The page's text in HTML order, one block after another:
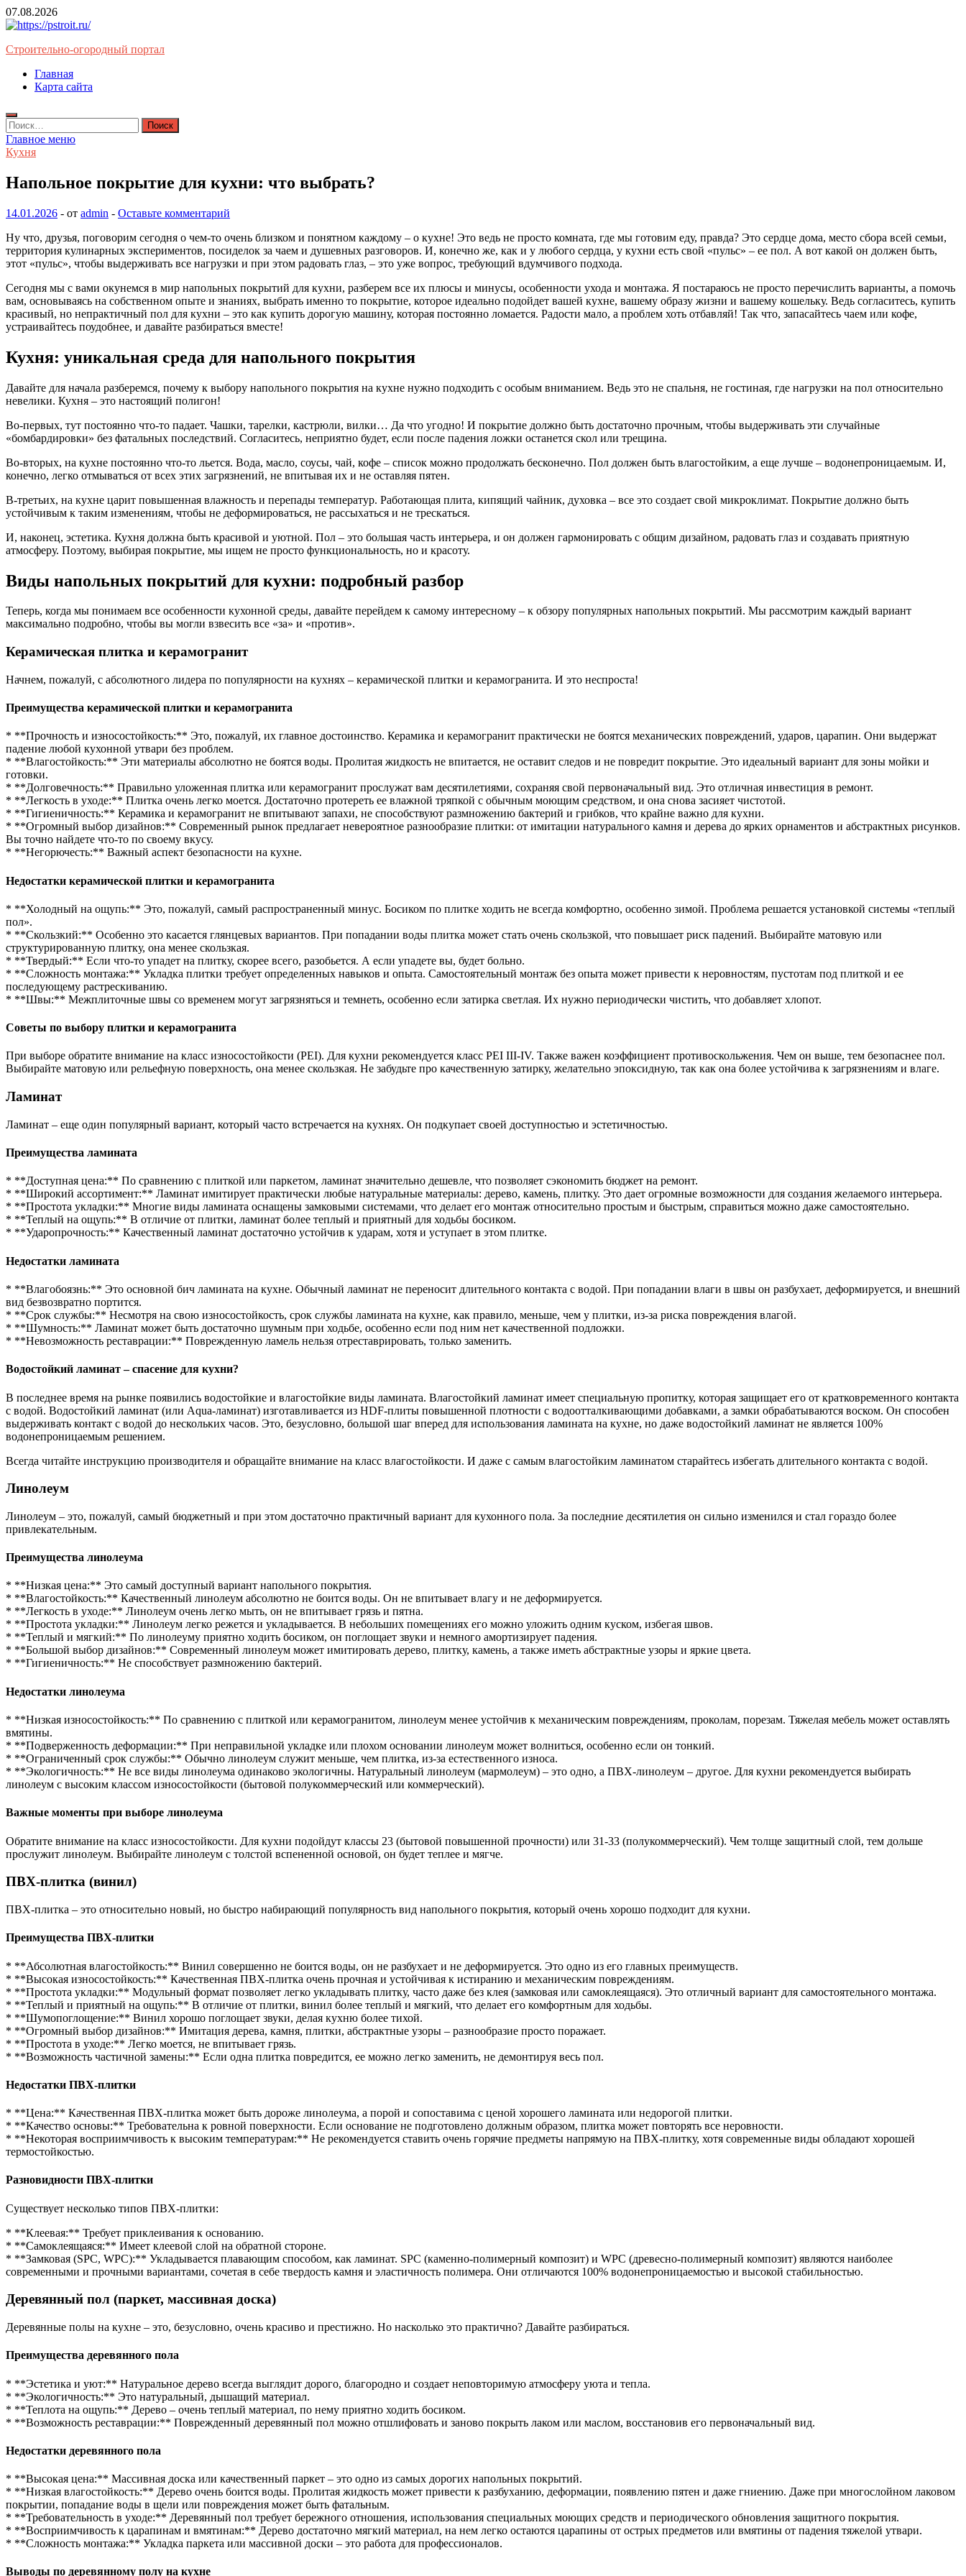
Перейти
к
07.08.2026
Строительно-огородный портал
Главная
Карта сайта
Найти:
Главное меню
Кухня
Напольное покрытие для кухни: что выбрать?
14.01.2026 - от admin - Оставьте комментарий
Ну что, друзья, поговорим сегодня о чем-то очень близком и понятном каждому – о кухне! Это ведь не просто комната, где мы готовим еду, правда? Это сердце дома, место сбора всей семьи,
территория кулинарных экспериментов, посиделок за чаем и душевных разговоров. И, конечно же, как и у любого сердца, у кухни есть свой «пульс» – ее пол. А вот какой он должен быть,
этот «пульс», чтобы выдерживать все нагрузки и при этом радовать глаз, – это уже вопрос, требующий вдумчивого подхода.
Сегодня мы с вами окунемся в мир напольных покрытий для кухни, разберем все их плюсы и минусы, особенности ухода и монтажа. Я постараюсь не просто перечислить варианты, а помочь
вам, основываясь на собственном опыте и знаниях, выбрать именно то покрытие, которое идеально подойдет вашей кухне, вашему образу жизни и вашему кошельку. Ведь согласитесь, купить
красивый, но непрактичный пол для кухни – это как купить дорогую машину, которая постоянно ломается. Радости мало, а проблем хоть отбавляй! Так что, запасайтесь чаем или кофе,
устраивайтесь поудобнее, и давайте разбираться вместе!
Кухня: уникальная среда для напольного покрытия
Давайте для начала разберемся, почему к выбору напольного покрытия на кухне нужно подходить с особым вниманием. Ведь это не спальня, не гостиная, где нагрузки на пол относительно
невелики. Кухня – это настоящий полигон!
Во-первых, тут постоянно что-то падает. Чашки, тарелки, кастрюли, вилки… Да что угодно! И покрытие должно быть достаточно прочным, чтобы выдерживать эти случайные
«бомбардировки» без фатальных последствий. Согласитесь, неприятно будет, если после падения ложки останется скол или трещина.
Во-вторых, на кухне постоянно что-то льется. Вода, масло, соусы, чай, кофе – список можно продолжать бесконечно. Пол должен быть влагостойким, а еще лучше – водонепроницаемым. И,
конечно, легко отмываться от всех этих загрязнений, не впитывая их и не оставляя пятен.
В-третьих, на кухне царит повышенная влажность и перепады температур. Работающая плита, кипящий чайник, духовка – все это создает свой микроклимат. Покрытие должно быть
устойчивым к таким изменениям, чтобы не деформироваться, не рассыхаться и не трескаться.
И, наконец, эстетика. Кухня должна быть красивой и уютной. Пол – это большая часть интерьера, и он должен гармонировать с общим дизайном, радовать глаз и создавать приятную
атмосферу. Поэтому, выбирая покрытие, мы ищем не просто функциональность, но и красоту.
Виды напольных покрытий для кухни: подробный разбор
Теперь, когда мы понимаем все особенности кухонной среды, давайте перейдем к самому интересному – к обзору популярных напольных покрытий. Мы рассмотрим каждый вариант
максимально подробно, чтобы вы могли взвесить все «за» и «против».
Керамическая плитка и керамогранит
Начнем, пожалуй, с абсолютного лидера по популярности на кухнях – керамической плитки и керамогранита. И это неспроста!
Преимущества керамической плитки и керамогранита
* **Прочность и износостойкость:** Это, пожалуй, их главное достоинство. Керамика и керамогранит практически не боятся механических повреждений, ударов, царапин. Они выдержат
падение любой кухонной утвари без проблем.
* **Влагостойкость:** Эти материалы абсолютно не боятся воды. Пролитая жидкость не впитается, не оставит следов и не повредит покрытие. Это идеальный вариант для зоны мойки и
готовки.
* **Долговечность:** Правильно уложенная плитка или керамогранит прослужат вам десятилетиями, сохраняя свой первоначальный вид. Это отличная инвестиция в ремонт.
* **Легкость в уходе:** Плитка очень легко моется. Достаточно протереть ее влажной тряпкой с обычным моющим средством, и она снова засияет чистотой.
* **Гигиеничность:** Керамика и керамогранит не впитывают запахи, не способствуют размножению бактерий и грибков, что крайне важно для кухни.
* **Огромный выбор дизайнов:** Современный рынок предлагает невероятное разнообразие плитки: от имитации натурального камня и дерева до ярких орнаментов и абстрактных рисунков.
Вы точно найдете что-то по своему вкусу.
* **Негорючесть:** Важный аспект безопасности на кухне.
Недостатки керамической плитки и керамогранита
* **Холодный на ощупь:** Это, пожалуй, самый распространенный минус. Босиком по плитке ходить не всегда комфортно, особенно зимой. Проблема решается установкой системы «теплый
пол».
* **Скользкий:** Особенно это касается глянцевых вариантов. При попадании воды плитка может стать очень скользкой, что повышает риск падений. Выбирайте матовую или
структурированную плитку, она менее скользкая.
* **Твердый:** Если что-то упадет на плитку, скорее всего, разобьется. А если упадете вы, будет больно.
* **Сложность монтажа:** Укладка плитки требует определенных навыков и опыта. Самостоятельный монтаж без опыта может привести к неровностям, пустотам под плиткой и ее
последующему растрескиванию.
* **Швы:** Межплиточные швы со временем могут загрязняться и темнеть, особенно если затирка светлая. Их нужно периодически чистить, что добавляет хлопот.
Советы по выбору плитки и керамогранита
При выборе обратите внимание на класс износостойкости (PEI). Для кухни рекомендуется класс PEI III-IV. Также важен коэффициент противоскольжения. Чем он выше, тем безопаснее пол.
Выбирайте матовую или рельефную поверхность, она менее скользкая. Не забудьте про качественную затирку, желательно эпоксидную, так как она более устойчива к загрязнениям и влаге.
Ламинат
Ламинат – еще один популярный вариант, который часто встречается на кухнях. Он подкупает своей доступностью и эстетичностью.
Преимущества ламината
* **Доступная цена:** По сравнению с плиткой или паркетом, ламинат значительно дешевле, что позволяет сэкономить бюджет на ремонт.
* **Широкий ассортимент:** Ламинат имитирует практически любые натуральные материалы: дерево, камень, плитку. Это дает огромные возможности для создания желаемого интерьера.
* **Простота укладки:** Многие виды ламината оснащены замковыми системами, что делает его монтаж относительно простым и быстрым, справиться можно даже самостоятельно.
* **Теплый на ощупь:** В отличие от плитки, ламинат более теплый и приятный для ходьбы босиком.
* **Ударопрочность:** Качественный ламинат достаточно устойчив к ударам, хотя и уступает в этом плитке.
Недостатки ламината
* **Влагобоязнь:** Это основной бич ламината на кухне. Обычный ламинат не переносит длительного контакта с водой. При попадании влаги в швы он разбухает, деформируется, и внешний
вид безвозвратно портится.
* **Срок службы:** Несмотря на свою износостойкость, срок службы ламината на кухне, как правило, меньше, чем у плитки, из-за риска повреждения влагой.
* **Шумность:** Ламинат может быть достаточно шумным при ходьбе, особенно если под ним нет качественной подложки.
* **Невозможность реставрации:** Поврежденную ламель нельзя отреставрировать, только заменить.
Водостойкий ламинат – спасение для кухни?
В последнее время на рынке появились водостойкие и влагостойкие виды ламината. Влагостойкий ламинат имеет специальную пропитку, которая защищает его от кратковременного контакта
с водой. Водостойкий ламинат (или Aqua-ламинат) изготавливается из HDF-плиты повышенной плотности с водоотталкивающими добавками, а замки обрабатываются воском. Он способен
выдерживать контакт с водой до нескольких часов. Это, безусловно, большой шаг вперед для использования ламината на кухне, но даже водостойкий ламинат не является 100%
водонепроницаемым решением.
Всегда читайте инструкцию производителя и обращайте внимание на класс влагостойкости. И даже с самым влагостойким ламинатом старайтесь избегать длительного контакта с водой.
Линолеум
Линолеум – это, пожалуй, самый бюджетный и при этом достаточно практичный вариант для кухонного пола. За последние десятилетия он сильно изменился и стал гораздо более
привлекательным.
Преимущества линолеума
* **Низкая цена:** Это самый доступный вариант напольного покрытия.
* **Влагостойкость:** Качественный линолеум абсолютно не боится воды. Он не впитывает влагу и не деформируется.
* **Легкость в уходе:** Линолеум очень легко мыть, он не впитывает грязь и пятна.
* **Простота укладки:** Линолеум легко режется и укладывается. В небольших помещениях его можно уложить одним куском, избегая швов.
* **Теплый и мягкий:** По линолеуму приятно ходить босиком, он поглощает звуки и немного амортизирует падения.
* **Большой выбор дизайнов:** Современный линолеум может имитировать дерево, плитку, камень, а также иметь абстрактные узоры и яркие цвета.
* **Гигиеничность:** Не способствует размножению бактерий.
Недостатки линолеума
* **Низкая износостойкость:** По сравнению с плиткой или керамогранитом, линолеум менее устойчив к механическим повреждениям, проколам, порезам. Тяжелая мебель может оставлять
вмятины.
* **Подверженность деформации:** При неправильной укладке или плохом основании линолеум может волниться, особенно если он тонкий.
* **Ограниченный срок службы:** Обычно линолеум служит меньше, чем плитка, из-за естественного износа.
* **Экологичность:** Не все виды линолеума одинаково экологичны. Натуральный линолеум (мармолеум) – это одно, а ПВХ-линолеум – другое. Для кухни рекомендуется выбирать
линолеум с высоким классом износостойкости (бытовой полукоммерческий или коммерческий).
Важные моменты при выборе линолеума
Обратите внимание на класс износостойкости. Для кухни подойдут классы 23 (бытовой повышенной прочности) или 31-33 (полукоммерческий). Чем толще защитный слой, тем дольше
прослужит линолеум. Выбирайте линолеум с толстой вспененной основой, он будет теплее и мягче.
ПВХ-плитка (винил)
ПВХ-плитка – это относительно новый, но быстро набирающий популярность вид напольного покрытия, который очень хорошо подходит для кухни.
Преимущества ПВХ-плитки
* **Абсолютная влагостойкость:** Винил совершенно не боится воды, он не разбухает и не деформируется. Это одно из его главных преимуществ.
* **Высокая износостойкость:** Качественная ПВХ-плитка очень прочная и устойчивая к истиранию и механическим повреждениям.
* **Простота укладки:** Модульный формат позволяет легко укладывать плитку, часто даже без клея (замковая или самоклеящаяся). Это отличный вариант для самостоятельного монтажа.
* **Теплый и приятный на ощупь:** В отличие от плитки, винил более теплый и мягкий, что делает его комфортным для ходьбы.
* **Шумопоглощение:** Винил хорошо поглощает звуки, делая кухню более тихой.
* **Огромный выбор дизайнов:** Имитация дерева, камня, плитки, абстрактные узоры – разнообразие просто поражает.
* **Простота в уходе:** Легко моется, не впитывает грязь.
* **Возможность частичной замены:** Если одна плитка повредится, ее можно легко заменить, не демонтируя весь пол.
Недостатки ПВХ-плитки
* **Цена:** Качественная ПВХ-плитка может быть дороже линолеума, а порой и сопоставима с ценой хорошего ламината или недорогой плитки.
* **Качество основы:** Требовательна к ровной поверхности. Если основание не подготовлено должным образом, плитка может повторять все неровности.
* **Некоторая восприимчивость к высоким температурам:** Не рекомендуется ставить очень горячие предметы напрямую на ПВХ-плитку, хотя современные виды обладают хорошей
термостойкостью.
Разновидности ПВХ-плитки
Существует несколько типов ПВХ-плитки:
* **Клеевая:** Требует приклеивания к основанию.
* **Самоклеящаяся:** Имеет клеевой слой на обратной стороне.
* **Замковая (SPC, WPC):** Укладывается плавающим способом, как ламинат. SPC (каменно-полимерный композит) и WPC (древесно-полимерный композит) являются наиболее
современными и прочными вариантами, сочетая в себе твердость камня и эластичность полимера. Они отличаются 100% водонепроницаемостью и высокой стабильностью.
Деревянный пол (паркет, массивная доска)
Деревянные полы на кухне – это, безусловно, очень красиво и престижно. Но насколько это практично? Давайте разбираться.
Преимущества деревянного пола
* **Эстетика и уют:** Натуральное дерево всегда выглядит дорого, благородно и создает неповторимую атмосферу уюта и тепла.
* **Экологичность:** Это натуральный, дышащий материал.
* **Теплота на ощупь:** Дерево – очень теплый материал, по нему приятно ходить босиком.
* **Возможность реставрации:** Поврежденный деревянный пол можно отшлифовать и заново покрыть лаком или маслом, восстановив его первоначальный вид.
Недостатки деревянного пола
* **Высокая цена:** Массивная доска или качественный паркет – это одно из самых дорогих напольных покрытий.
* **Низкая влагостойкость:** Дерево очень боится воды. Пролитая жидкость может привести к разбуханию, деформации, появлению пятен и даже гниению. Даже при многослойном лаковом
покрытии, попадание воды в щели или повреждения может быть фатальным.
* **Требовательность в уходе:** Деревянный пол требует бережного отношения, использования специальных моющих средств и периодического обновления защитного покрытия.
* **Восприимчивость к царапинам и вмятинам:** Дерево достаточно мягкий материал, на нем легко остаются царапины от острых предметов или вмятины от падения тяжелой утвари.
* **Сложность монтажа:** Укладка паркета или массивной доски – это работа для профессионалов.
Выводы по деревянному полу на кухне